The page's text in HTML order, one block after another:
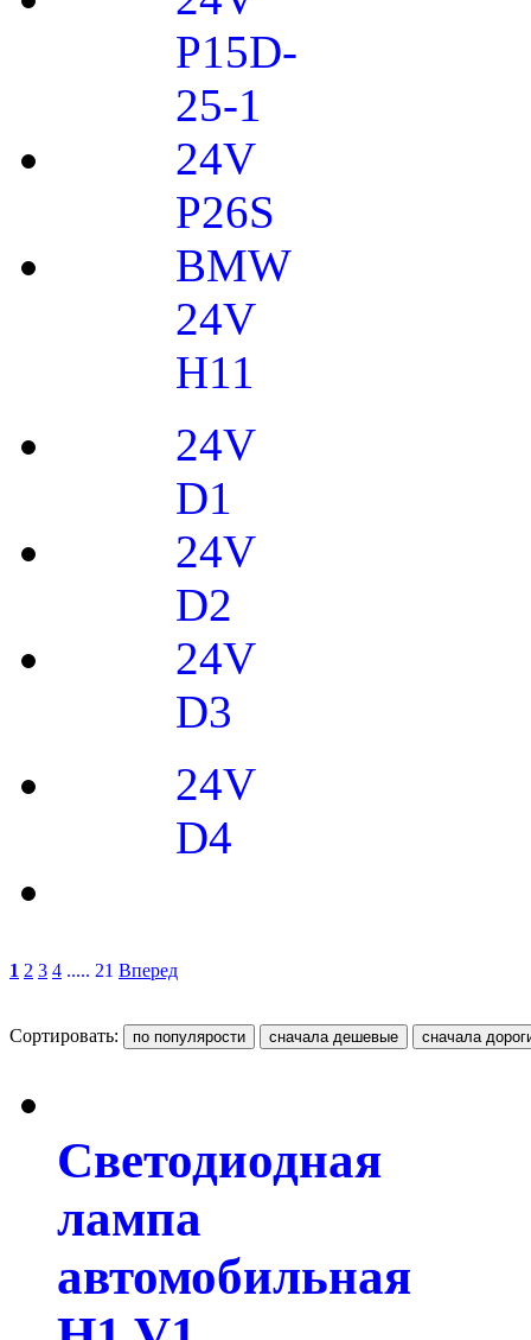
P15D-
25-1
24V
P26S
BMW
24V
H11
24V
D1
24V
D2
24V
D3
24V
D4
1 2 3 4 ..... 21 Вперед
Сортировать:
Светодиодная
лампа
автомобильная